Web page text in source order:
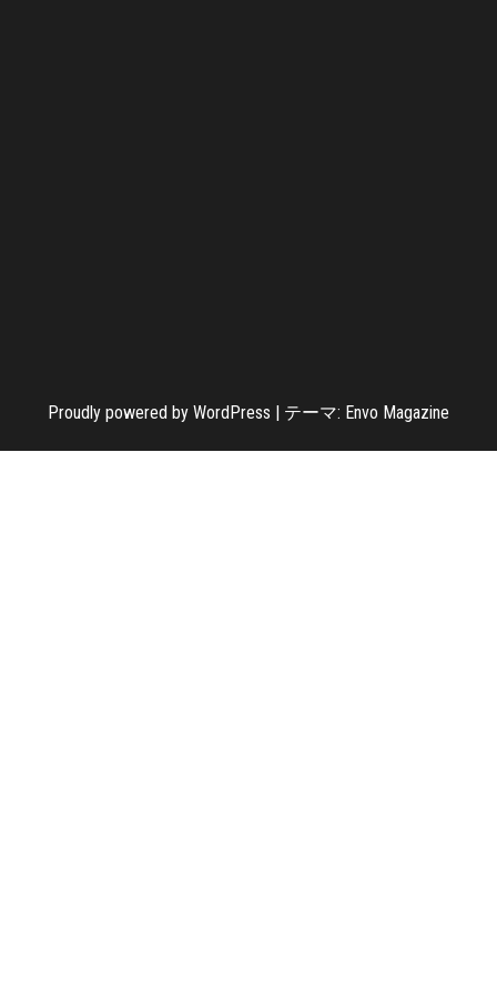
Proudly powered by WordPress | テーマ: Envo Magazine